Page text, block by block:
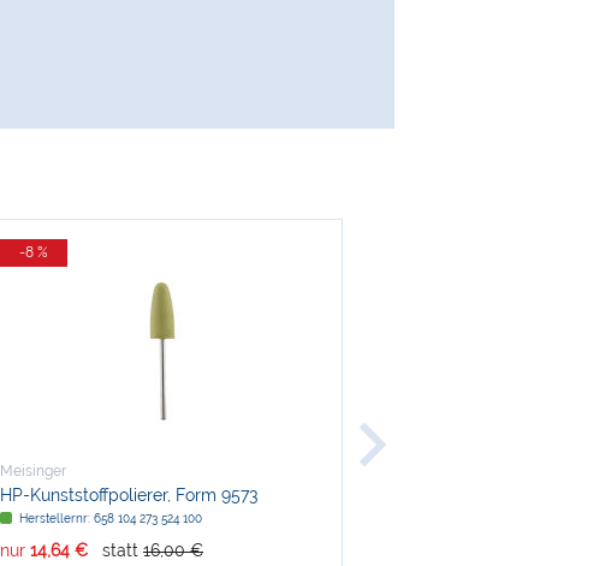
-8 %
Meisinger
HP-Kunststoffpolierer, Form 9573
Herstellernr: 658 104 273 524 100
nur 14,64 € statt 16,00 €